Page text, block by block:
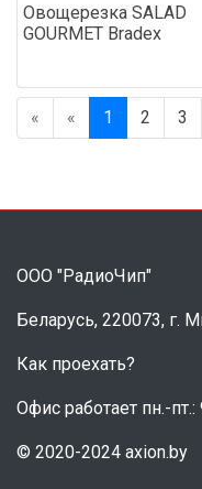
Овощерезка SALAD
GOURMET Bradex
« « 1 2 3
ООО "РадиоЧип"
Беларусь, 220073, г.
Как проехать?
Офис работает пн.-пт.:
© 2020-2024 axion.by